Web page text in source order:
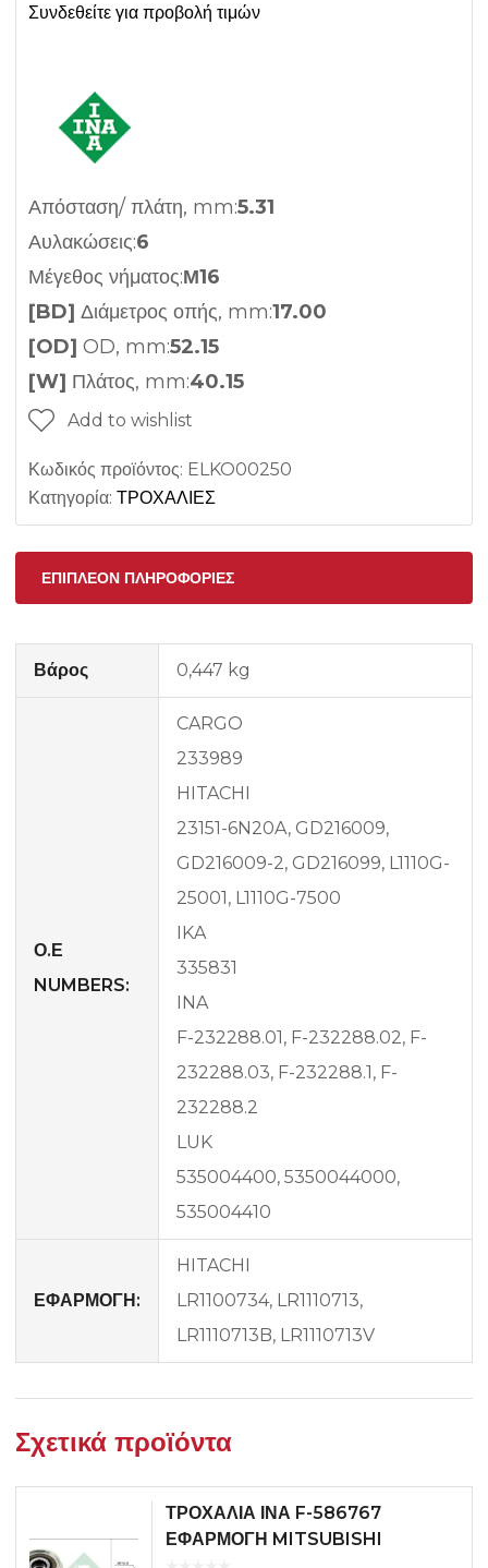
Συνδεθείτε για προβολή τιμών
Απόσταση/ πλάτη, mm:5.31
Αυλακώσεις:6
Μέγεθος νήματος:Μ16
[BD] Διάμετρος οπής, mm:17.00
[OD] OD, mm:52.15
[W] Πλάτος, mm:40.15
Add to wishlist
Κωδικός προϊόντος: ELKO00250
Κατηγορία: ΤΡΟΧΑΛΙΕΣ
ΕΠΙΠΛΈΟΝ ΠΛΗΡΟΦΟΡΊΕΣ
Βάρος 0,447 kg
Ο.Ε
NUMBERS:
CARGO
233989
HITACHI
23151-6N20A, GD216009,
GD216009-2, GD216099, L1110G-
25001, L1110G-7500
IKA
335831
INA
F-232288.01, F-232288.02, F-
232288.03, F-232288.1, F-
232288.2
LUK
535004400, 5350044000,
535004410
ΕΦΑΡΜΟΓΗ:
HITACHI
LR1100734, LR1110713,
LR1110713B, LR1110713V
Σχετικά προϊόντα
ΤΡΟΧΑΛΙΑ ΙΝΑ F-586767
ΕΦΑΡΜΟΓΗ MITSUBISHI